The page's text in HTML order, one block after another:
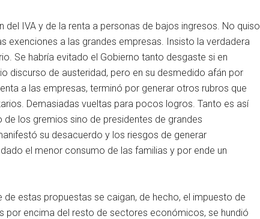
IVA y de la renta a personas de bajos ingresos. No quiso
exenciones a las grandes empresas. Insisto la verdadera
Se habría evitado el Gobierno tanto desgaste si en
discurso de austeridad, pero en su desmedido afán por
a las empresas, terminó por generar otros rubros que
Demasiadas vueltas para pocos logros. Tanto es así
los gremios sino de presidentes de grandes
su desacuerdo y los riesgos de generar
el menor consumo de las familias y por ende un
estas propuestas se caigan, de hecho, el impuesto de
por encima del resto de sectores económicos, se hundió